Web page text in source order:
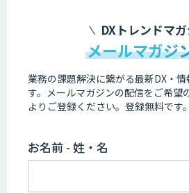
DXトレンドマ
メールマガジ
業務の課題解決に繋がる最新DX・
す。 メールマガジンの配信をご希望
よりご登録ください。登録無料です。
お名前 - 姓・名